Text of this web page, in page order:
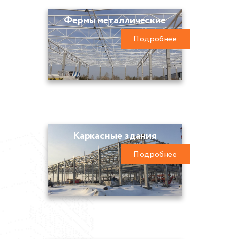
Фермы металлические
Подробнее
Каркасные здания
Подробнее